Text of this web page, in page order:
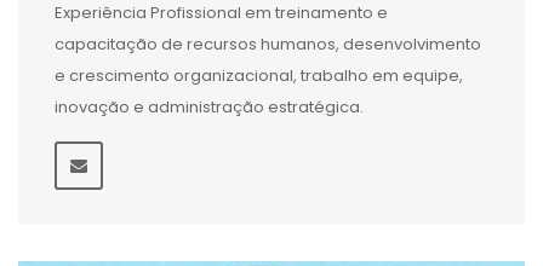
Experiência Profissional em treinamento e
capacitação de recursos humanos, desenvolvimento
e crescimento organizacional, trabalho em equipe,
inovação e administração estratégica.